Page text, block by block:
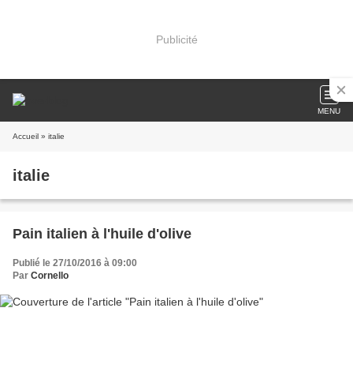
Publicité
MENU
Accueil » italie
italie
Pain italien à l'huile d'olive
Publié le 27/10/2016 à 09:00
Par Cornello